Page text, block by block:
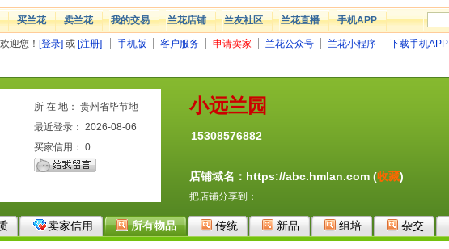
买兰花 卖兰花 我的交易 兰花店铺 兰友社区 兰花直播 手机APP
迎您！ [登录] 或 [注册] 手机版 客户服务 申请卖家 兰花公众号 兰花小程序
下载手机APP
小远兰园
15308576882
店铺域名：https://abc.hmlan.com (收藏)
把店铺分享到：
所 在 地： 贵州省毕节地
区
最近登录： 2026-08-06
买家信用： 0
卖家信用 所有物品 传统 新品 组培 杂交